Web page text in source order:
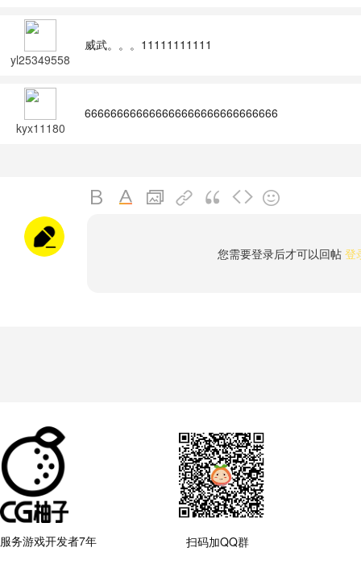
yl25349558
威武。。。11111111111
kyx11180
666666666666666666666666666666
您需要登录后才可以回帖 登
服务游戏开发者7年 扫码加QQ群